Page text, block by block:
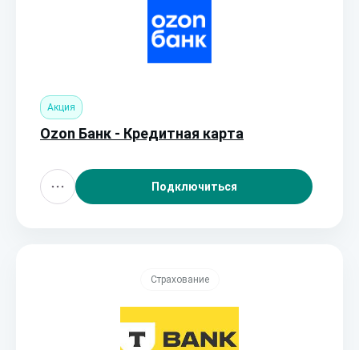
Акция
Ozon Банк - Кредитная карта
Подключиться
Страхование